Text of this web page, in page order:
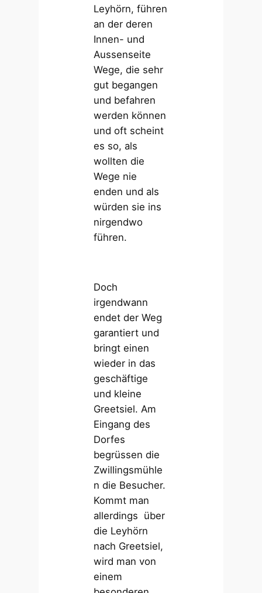
Leyhörn, führen
an der deren
Innen- und
Aussenseite
Wege, die sehr
gut begangen
und befahren
werden können
und oft scheint
es so, als
wollten die
Wege nie
enden und als
würden sie ins
nirgendwo
führen.
Doch
irgendwann
endet der Weg
garantiert und
bringt einen
wieder in das
geschäftige
und kleine
Greetsiel. Am
Eingang des
Dorfes
begrüssen die
Zwillingsmühle
n die Besucher.
Kommt man
allerdings über
die Leyhörn
nach Greetsiel,
wird man von
einem